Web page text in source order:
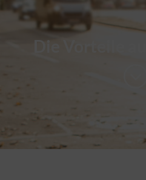
Die Vorteile